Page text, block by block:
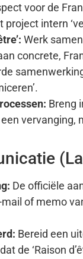
voor de
intern
Werk
concrete,
Breng
De officiële
of memo
Bereid een
de ‘Raison